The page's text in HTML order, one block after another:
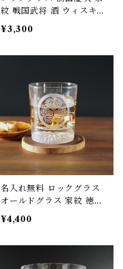
紋 戦国武将 酒 ウィスキー
焼酎 誕生日 父の日 母の日
敬老の日 プレゼント ギフ
¥3,300
名入れ無料 ロックグラス
オールドグラス 家紋 徳川
家康 お酒 プレゼント ギフ
ト ウィスキー 焼酎 父の日
ん お名前 名入れ 彫刻 刻
¥4,400